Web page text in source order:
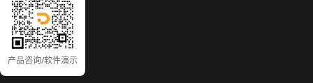
产品咨询/软件演示